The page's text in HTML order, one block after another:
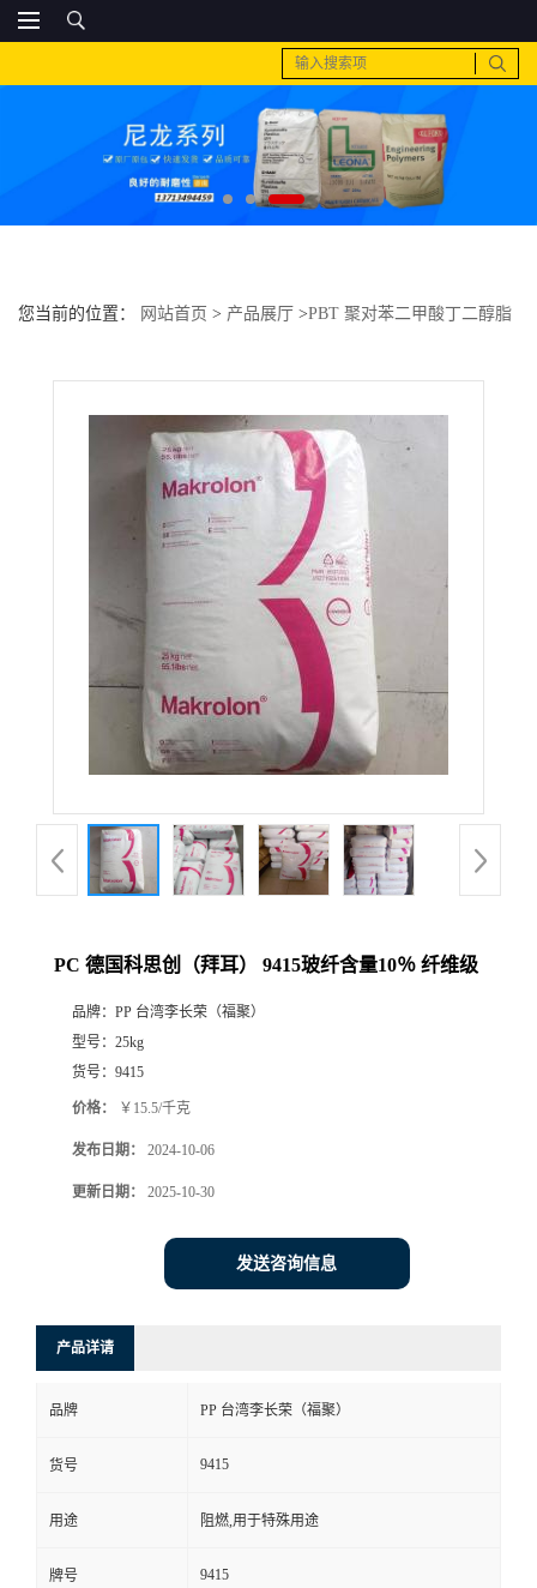
您当前的位置： 网站首页 > 产品展厅 >PBT 聚对苯二甲酸丁二醇脂
PC 德国科思创（拜耳） 9415玻纤含量10％ 纤维级
品牌： PP 台湾李长荣（福聚）
型号： 25kg
货号： 9415
价格： ￥15.5/千克
发布日期： 2024-10-06
更新日期： 2025-10-30
发送咨询信息
产品详请
品牌 PP 台湾李长荣（福聚）
货号 9415
用途 阻燃,用于特殊用途
牌号 9415